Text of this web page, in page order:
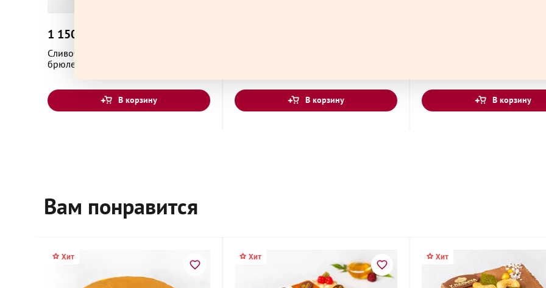
Волоколамск, Московская область, улица Панфилова, 26Б
Воскресенск, Московская область, микрорайон
Центральный, Октябрьская улица,
Дедовск, Московская область, Железнодорожная улица, 13
Дмитров, Московская область, Профессиональная улица, 34
1 150 ₽
Сливочная Птичка от Палыча крем-
брюле торт 600 г
В корзину В корзину В корзину
Вам понравится
Хит Хит Хит